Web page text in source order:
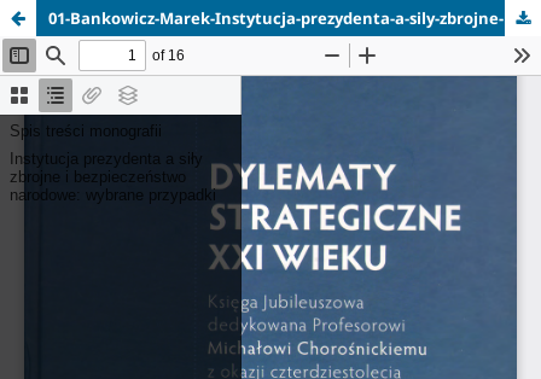
01-Bankowicz-Marek-Instytucja-prezydenta-a-sily-zbrojne-i-bezpieczenstwo-narodowe.pdf